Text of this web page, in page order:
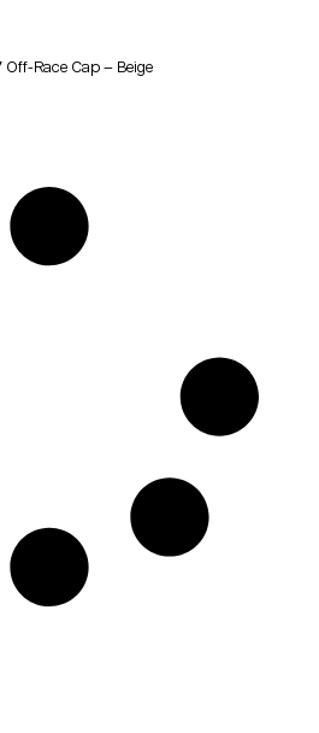
Off-Race Cap – Beige